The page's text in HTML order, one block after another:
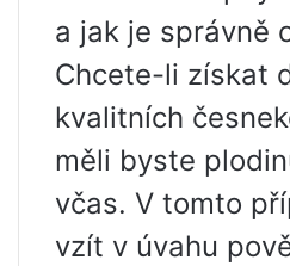
a jak je správně
Chcete-li získat
kvalitních
měli byste
včas. V tomto
vzít v úvahu